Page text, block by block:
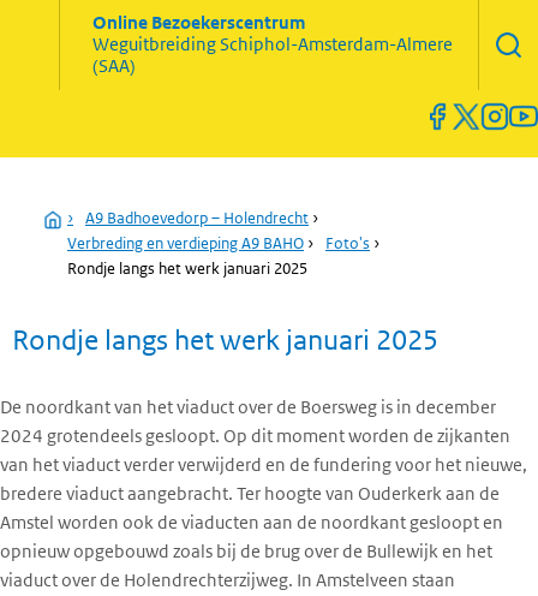
Online Bezoekerscentrum
WeguitbreidingSchiphol-Amsterdam-Almere
(SAA)
Home
› A9 Badhoevedorp – Holendrecht ›
Verbreding en verdieping A9 BAHO › Foto's ›
Rondje langs het werk januari 2025
Rondje langs het werk januari 2025
De noordkant van het viaduct over de Boersweg is in december
2024 grotendeels gesloopt. Op dit moment worden de zijkanten
van het viaduct verder verwijderd en de fundering voor het nieuwe,
bredere viaduct aangebracht. Ter hoogte van Ouderkerk aan de
Amstel worden ook de viaducten aan de noordkant gesloopt en
opnieuw opgebouwd zoals bij de brug over de Bullewijk en het
viaduct over de Holendrechterzijweg. In Amstelveen staan